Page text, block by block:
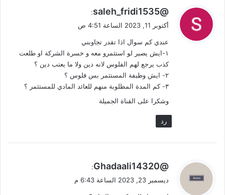
ي
ق
ل
@saleh_fridi1535
:
أكتوبر 11, 2023 الساعة 4:51 ص
عندي كم سوال اذا تقدر تجاوبني
١-ايش يصير لو استثمرو معه و خسرة الشركة او طلعت
كذب يرجع لهم الفلوس لانه دين ولا ما يعتب دين ؟
٢- ايش وظيفة المستثمر بس فلوس ؟
٣- كم المدة المطلوبة منهم للعائد المادي للمستثمر ؟
وشكرا على القناة الجميلة
رد
ي
@Ghadaali14320
:
ديسمبر 23, 2023 الساعة 6:43 م